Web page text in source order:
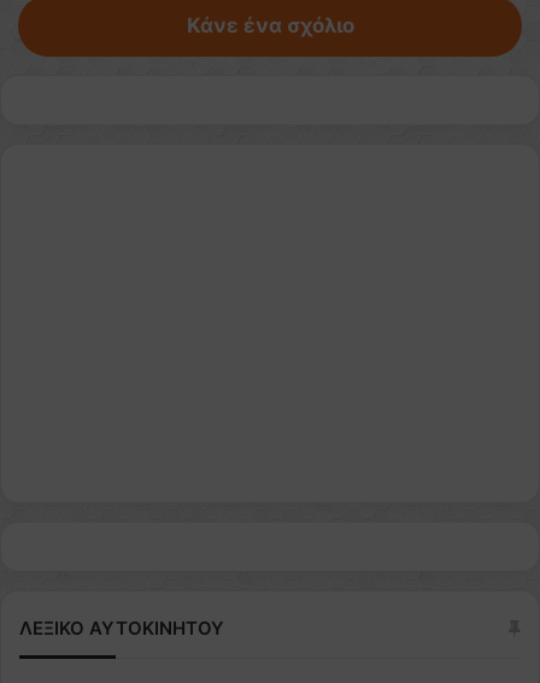
Κάνε ένα σχόλιο
ΛΕΞΙΚΟ ΑΥΤΟΚΙΝΗΤΟΥ